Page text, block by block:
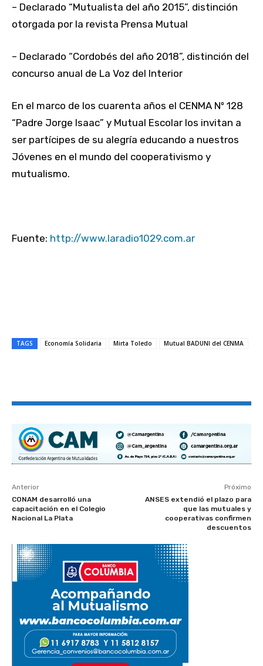
– Declarado “Mutualista del año 2015”, distinción
otorgada por la revista Prensa Mutual
– Declarado “Cordobés del año 2018”, distinción del
concurso anual de La Voz del Interior
En el marco de los cuarenta años el CENMA Nº 128
“Padre Jorge Isaac” y Mutual Escolar los invitan a
ser partícipes de su alegría educando a nuestros
Jóvenes en el mundo del cooperativismo y
mutualismo.
Fuente: http://www.laradio1029.com.ar
TAGS Economía Solidaria Mirta Toledo Mutual BADUNI del CENMA
Anterior
CONAM desarrolló una
capacitación en el Colegio
Nacional La Plata
Próximo
ANSES extendió el plazo para
que las mutuales y
cooperativas confirmen
descuentos